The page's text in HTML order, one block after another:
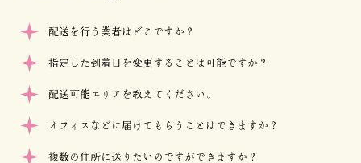
配送を行う業者はどこですか？
指定した到着日を変更することは可能ですか？
配送可能エリアを教えてください。
オフィスなどに届けてもらうことはできますか？
複数の住所に送りたいのですができますか？